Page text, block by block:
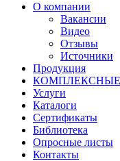
О компании
Вакансии
Видео
Отзывы
Источники
Продукция
Услуги
Каталоги
Сертификаты
Библиотека
Опросные листы
Контакты